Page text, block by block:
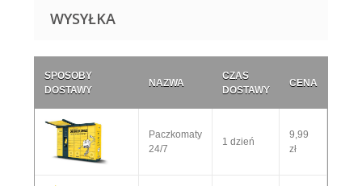
WYSYŁKA
SPOSOBY
DOSTAWY
NAZWA
CZAS
DOSTAWY
CENA
Paczkomaty
24/7
1 dzień
9,99
zł